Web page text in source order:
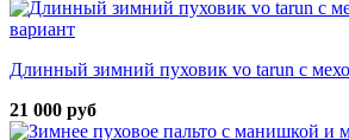
вариант
Длинный зимний пуховик vo tarun с
21 000 руб